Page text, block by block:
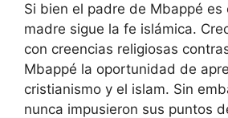
Si bien el padre de Mbappé es
madre sigue la fe islámica.
con creencias religiosas
Mbappé la oportunidad de
cristianismo y el islam. Sin
nunca impusieron sus puntos